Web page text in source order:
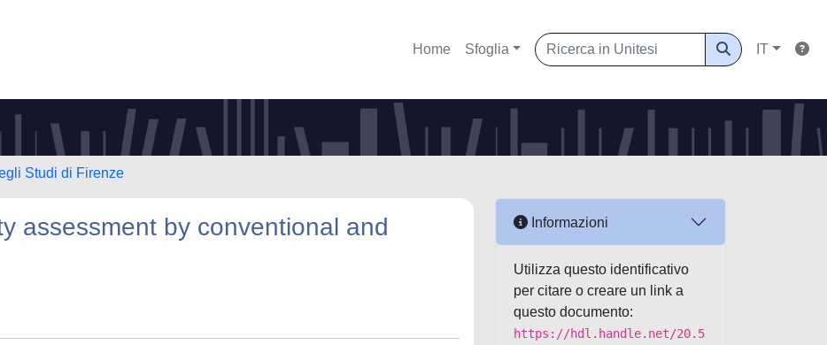
Home Sfoglia IT
Studi di Firenze
assessment by conventional and
Informazioni
Utilizza questo identificativo
per citare o creare un link a
questo documento:
https://hdl.handle.net/20.5